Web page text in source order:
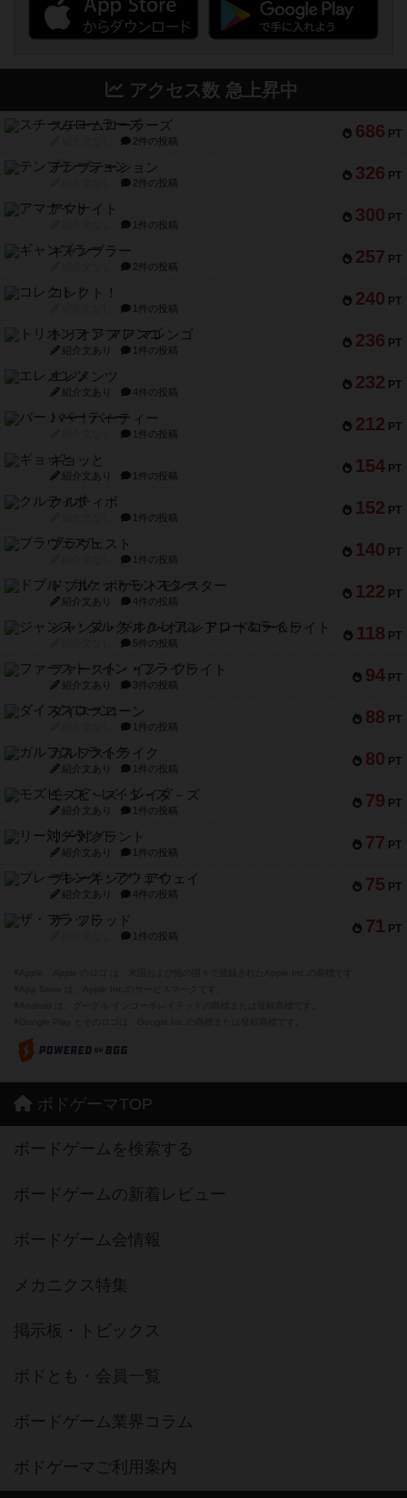
アクセス数 急上昇中
686 PT
スチームローラーズ
2件の投稿
326 PT
テンプテーション
2件の投稿
300 PT
アマナイト
1件の投稿
257 PT
ギャンブラー
2件の投稿
240 PT
コレクト！
1件の投稿
236 PT
トリオンフ ア マレンゴ
紹介文あり 1件の投稿
232 PT
エレメンツ
紹介文あり 4件の投稿
212 PT
バー！パーティー
1件の投稿
154 PT
ギョッと
紹介文あり 1件の投稿
152 PT
クルティボ
1件の投稿
140 PT
ブラヴェスト
1件の投稿
122 PT
ドブル：ポケットモンスター
紹介文あり 4件の投稿
118 PT
ジャンヌ・ダルク-オルレアン ドロー＆ライト
5件の投稿
94 PT
ファースト・イン・フライト
紹介文あり 3件の投稿
88 PT
ダイススローン
1件の投稿
80 PT
ガルフストライク
紹介文あり 1件の投稿
79 PT
モズビ－ズ・レイダ－ズ
紹介文あり 1件の投稿
77 PT
リー対グラント
紹介文あり 1件の投稿
75 PT
ブレーキング・アウェイ
紹介文あり 4件の投稿
71 PT
ザ・フラッド
1件の投稿
ボドゲーマTOP
ボードゲームを検索する
ボードゲームの新着レビュー
ボードゲーム会情報
メカニクス特集
掲示板・トピックス
ボドとも・会員一覧
ボードゲーム業界コラム
ボドゲーマご利用案内